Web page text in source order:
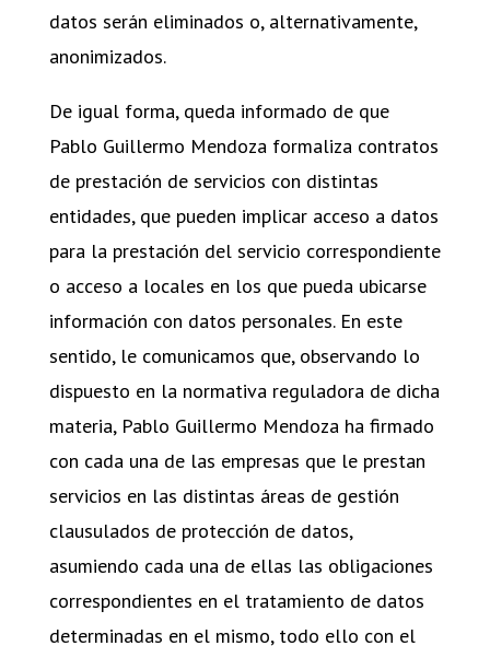
datos serán eliminados o, alternativamente,
anonimizados.
De igual forma, queda informado de que
Pablo Guillermo Mendoza formaliza contratos
de prestación de servicios con distintas
entidades, que pueden implicar acceso a datos
para la prestación del servicio correspondiente
o acceso a locales en los que pueda ubicarse
información con datos personales. En este
sentido, le comunicamos que, observando lo
dispuesto en la normativa reguladora de dicha
materia, Pablo Guillermo Mendoza ha firmado
con cada una de las empresas que le prestan
servicios en las distintas áreas de gestión
clausulados de protección de datos,
asumiendo cada una de ellas las obligaciones
correspondientes en el tratamiento de datos
determinadas en el mismo, todo ello con el